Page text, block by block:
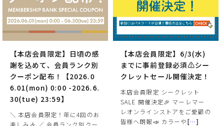
【本店会員限定】日頃の感
謝を込めて、会員ランク別
クーポン配布！【2026.0
6.01(mon) 0:00 -2026.6.
30(tue) 23:59】
＼ 本店会員限定！年に4回のお
楽しみ🎶 ／ 会員ランク別クー
【本店会員限定】6/3(水)
までに事前登録必須⚠️シー
クレットセール開催決定！
本店会員限定 シークレット
SALE 開催決定🎉 マーレマー
レオンラインストアをご愛顧の
皆様へ朗報📣 カラーや[…]